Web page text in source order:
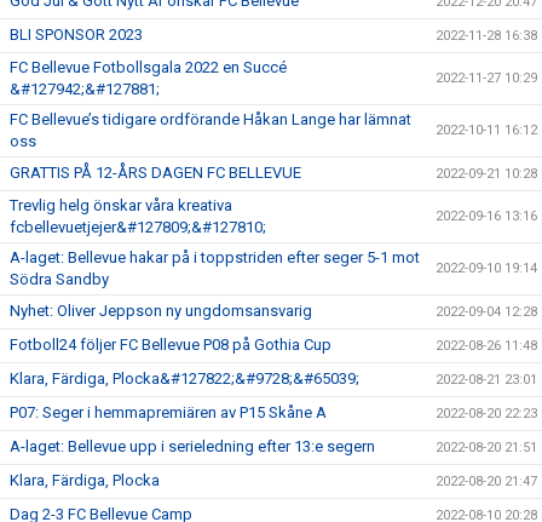
BLI SPONSOR 2023 2022-11-28 16:38
FC Bellevue Fotbollsgala 2022 en Succé
&#127942;&#127881;
2022-11-27 10:29
FC Bellevue’s tidigare ordförande Håkan Lange har lämnat
oss
2022-10-11 16:12
GRATTIS PÅ 12-ÅRS DAGEN FC BELLEVUE 2022-09-21 10:28
Trevlig helg önskar våra kreativa
fcbellevuetjejer&#127809;&#127810;
2022-09-16 13:16
A-laget: Bellevue hakar på i toppstriden efter seger 5-1 mot
Södra Sandby
2022-09-10 19:14
Nyhet: Oliver Jeppson ny ungdomsansvarig 2022-09-04 12:28
Fotboll24 följer FC Bellevue P08 på Gothia Cup 2022-08-26 11:48
Klara, Färdiga, Plocka&#127822;&#9728;&#65039; 2022-08-21 23:01
P07: Seger i hemmapremiären av P15 Skåne A 2022-08-20 22:23
A-laget: Bellevue upp i serieledning efter 13:e segern 2022-08-20 21:51
Klara, Färdiga, Plocka 2022-08-20 21:47
Dag 2-3 FC Bellevue Camp 2022-08-10 20:28